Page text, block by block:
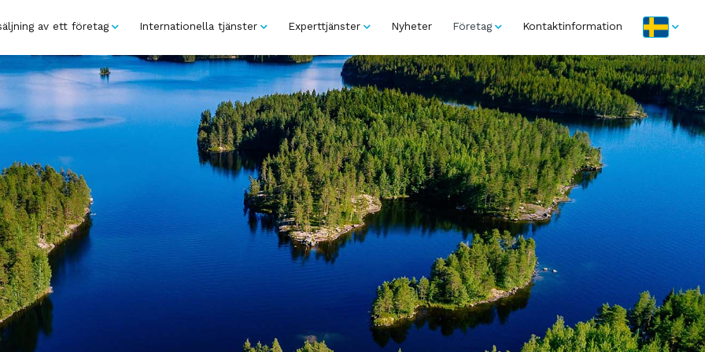
av ett företag Internationella tjänster Experttjänster Nyheter Företag Kontaktinformation